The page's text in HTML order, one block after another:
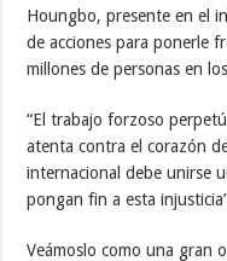
Houngbo, presente en el
de acciones para ponerle
millones de personas en
“El trabajo forzoso
atenta contra el corazón
internacional debe unirse
pongan fin a esta
Veámoslo como una gran